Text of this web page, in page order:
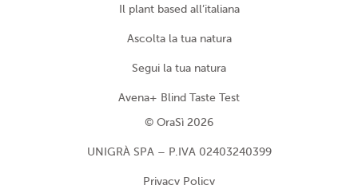
Il plant based all’italiana
Ascolta la tua natura
Segui la tua natura
Avena+ Blind Taste Test
© OraSì 2026
UNIGRÀ SPA – P.IVA 02403240399
Privacy Policy